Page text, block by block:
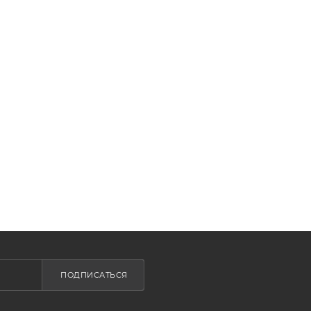
ПОДПИСАТЬСЯ